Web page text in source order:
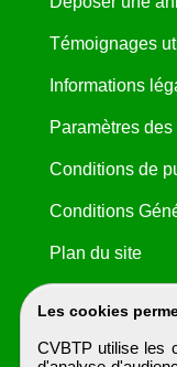
Les cookies
CVBTP utilise les
Témoignages
Informations
Paramètres
Conditions de
Conditions
Plan du site